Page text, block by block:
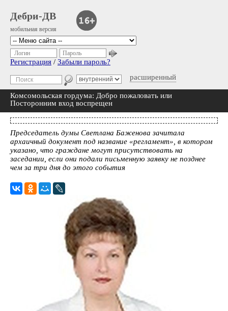
Дебри-ДВ
мобильная версия
расширенный
Логин Пароль
Регистрация / Забыли пароль?
Комсомольская гордума: Добро пожаловать или
Посторонним вход воспрещен
Председатель думы Светлана Баженова зачитала
архаичный документ под название «регламент», в котором
указано, что граждане могут присутствовать на
заседании, если они подали письменную заявку не позднее
чем за три дня до этого события